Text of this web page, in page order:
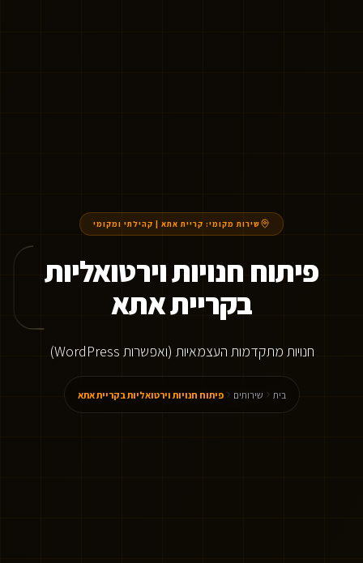
שירות מקומי: קריית אתא | קהילתי ומקומי
פיתוח חנויות וירטואליות
בקריית אתא
חנויות מתקדמות העצמאיות (ואפשרות WordPress)
בית שירותים פיתוח חנויות וירטואליות בקריית אתא